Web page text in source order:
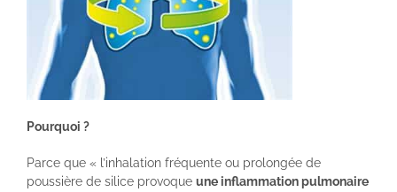
Pourquoi ?
Parce que « l’inhalation fréquente ou prolongée de
poussière de silice provoque une inflammation pulmonaire